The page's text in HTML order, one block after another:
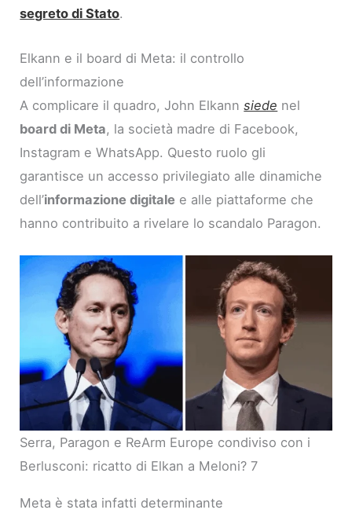
segreto di Stato.
Elkann e il board di Meta: il controllo
dell’informazione
A complicare il quadro, John Elkannsiede nel
board di Meta, la società madre di Facebook,
Instagram e WhatsApp. Questo ruolo gli
garantisce un accesso privilegiato alle dinamiche
dell’informazione digitale e alle piattaforme che
hanno contribuito a rivelare lo scandalo Paragon.
Serra, Paragon e ReArm Europe condiviso con i
Berlusconi: ricatto di Elkan a Meloni? 7
Meta è stata infatti determinante